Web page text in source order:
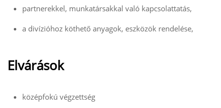
partnerekkel, munkatársakkal való kapcsolattatás,
a divízióhoz köthető anyagok, eszközök rendelése,
Elvárások
középfokú végzettség